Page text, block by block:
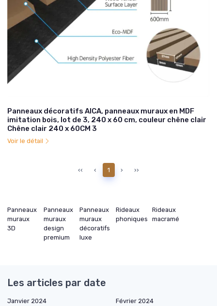
Panneaux décoratifs AICA, panneaux muraux en MDF
imitation bois, lot de 3, 240 x 60 cm, couleur chêne clair
Chêne clair 240 x 60CM 3
Voir le détail
‹‹ ‹ 1 › ››
Panneaux
muraux
3D
Panneaux
muraux
design
premium
Panneaux
muraux
décoratifs
luxe
Rideaux
phoniques
Rideaux
macramé
Les articles par date
Janvier 2024
Février 2024